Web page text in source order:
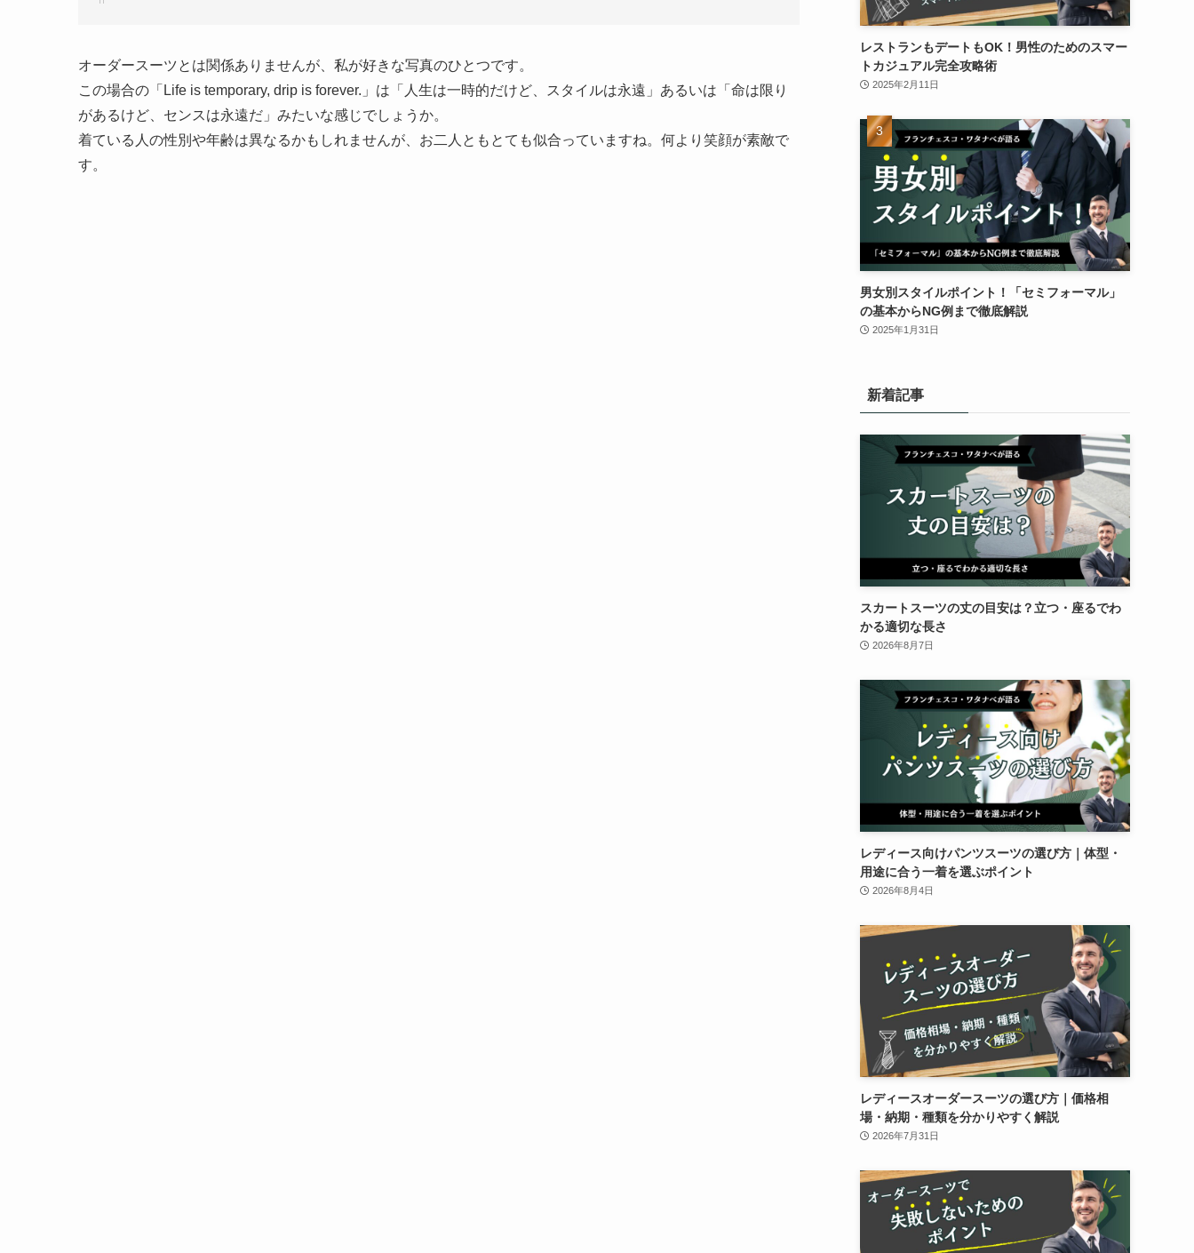
オーダースーツとは関係ありませんが、私が好きな写真のひとつです。
この場合の「Life is temporary, drip is forever.」は「人生は一時的だけど、スタイルは永遠」あるいは「命は限り
があるけど、センスは永遠だ」みたいな感じでしょうか。
着ている人の性別や年齢は異なるかもしれませんが、お二人ともとても似合っていますね。何より笑顔が素敵で
す。
レストランもデートもOK！男性のためのスマー
トカジュアル完全攻略術
2025年2月11日
男女別スタイルポイント！「セミフォーマル」
の基本からNG例まで徹底解説
2025年1月31日
新着記事
スカートスーツの丈の目安は？立つ・座るでわ
かる適切な長さ
2026年8月7日
レディース向けパンツスーツの選び方｜体型・
用途に合う一着を選ぶポイント
2026年8月4日
レディースオーダースーツの選び方｜価格相
場・納期・種類を分かりやすく解説
2026年7月31日